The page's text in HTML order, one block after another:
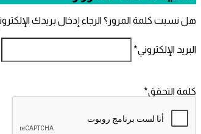
هل نسيت كلمة المرور؟ الرجاء إدخال بريدك
البريد الإلكتروني*
كلمة التحقق*